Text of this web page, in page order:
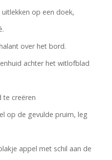
op een doek,
over het bord.
achter het witlofblad
creëren
op de gevulde pruim, leg
appel met schil aan de